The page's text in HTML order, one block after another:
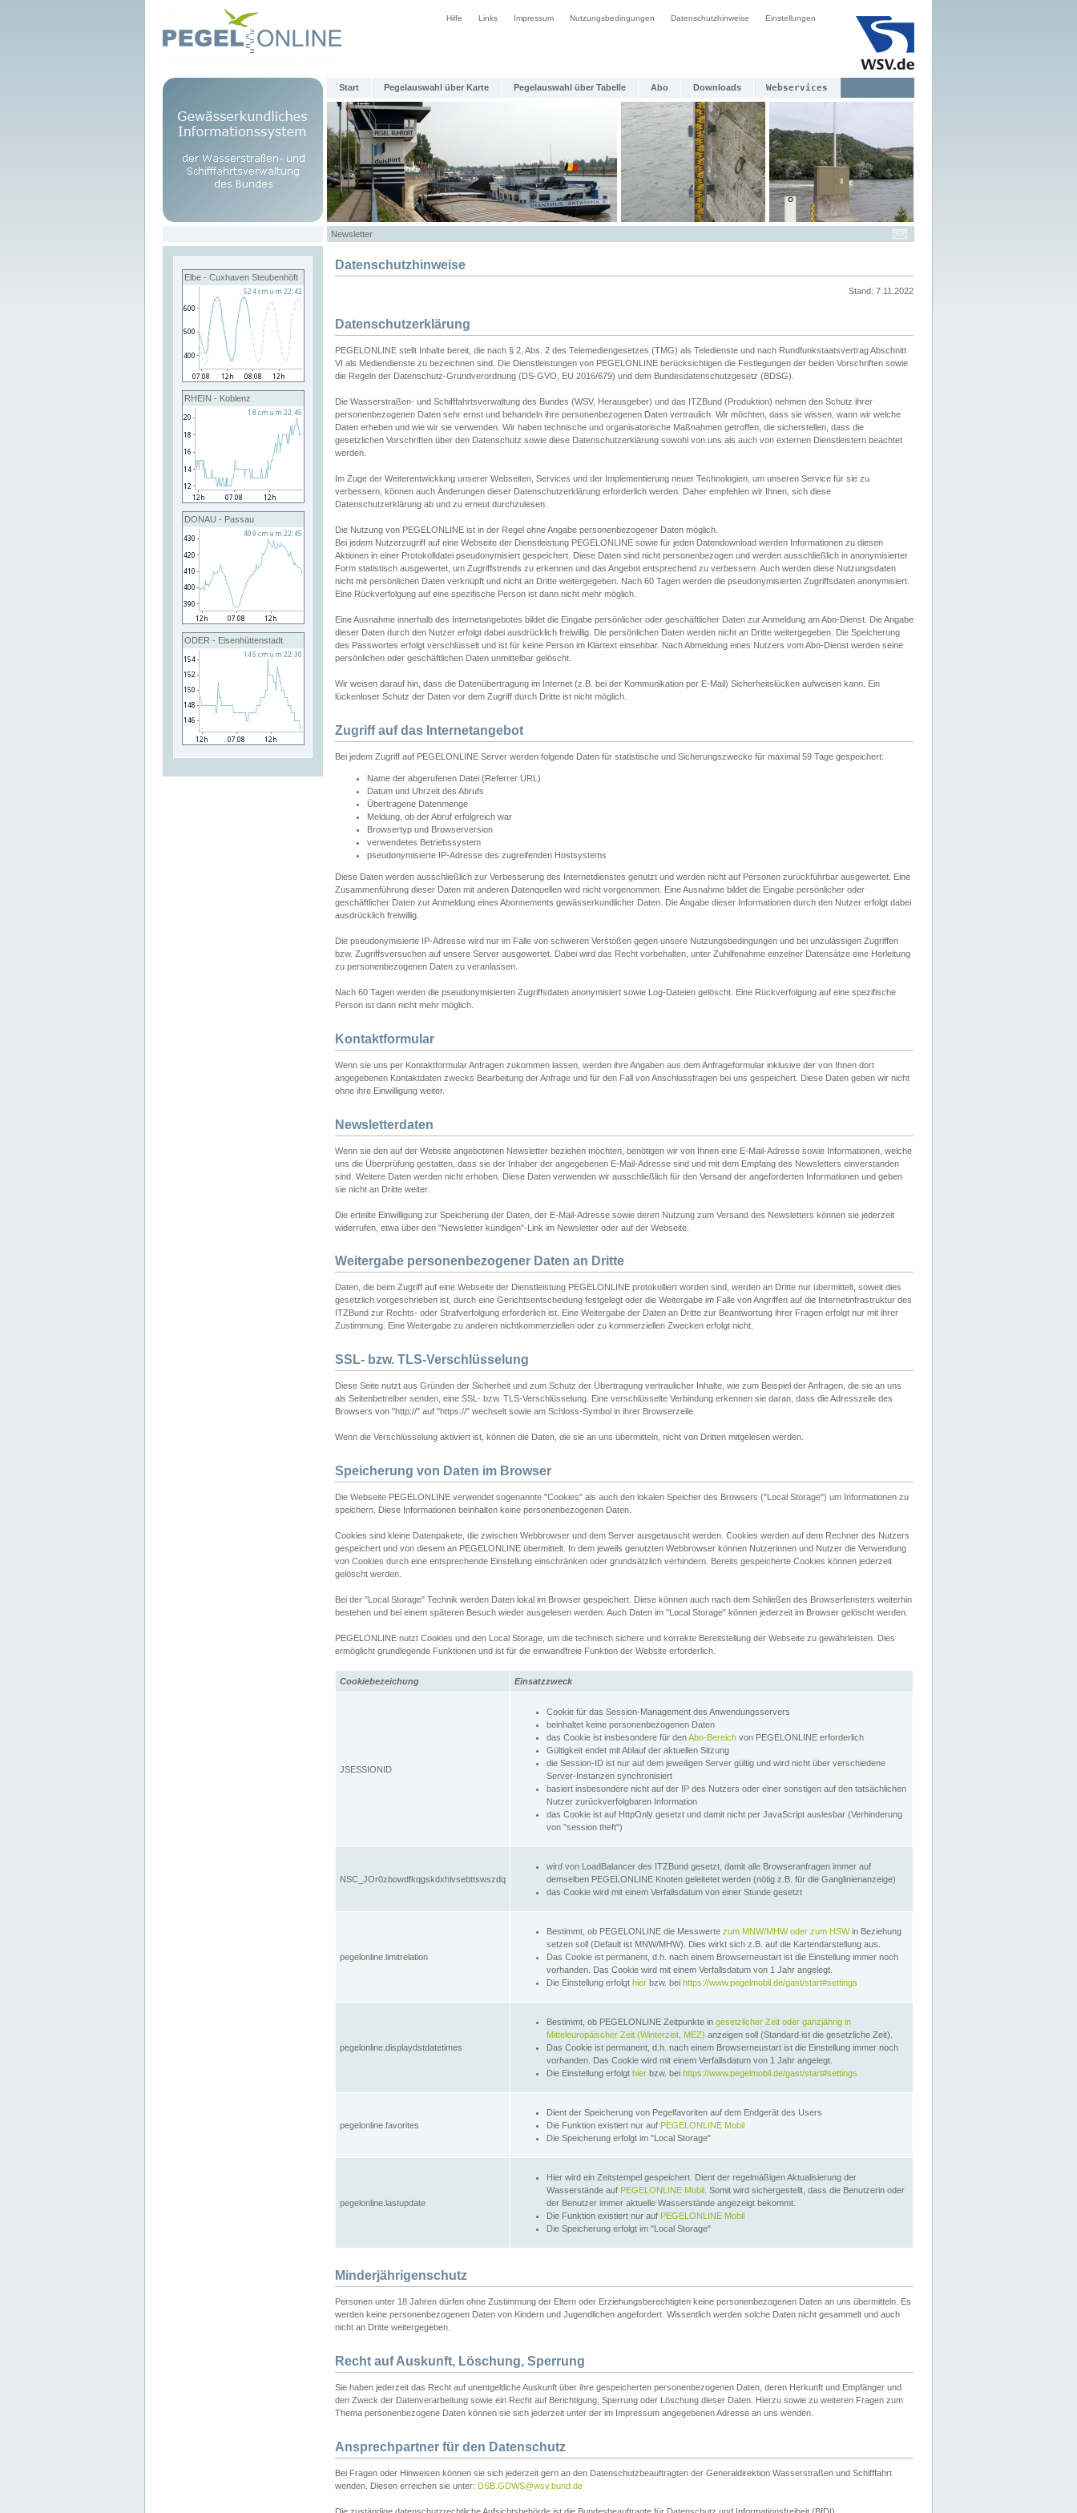
Hilfe Links Impressum Nutzungsbedingungen Datenschutzhinweise Einstellungen
Start Pegelauswahl über Karte Pegelauswahl über Tabelle Abo Downloads Webservices
Newsletter
Elbe - Cuxhaven Steubenhöft
RHEIN - Koblenz
DONAU - Passau
ODER - Eisenhüttenstadt
Datenschutzhinweise
Stand: 7.11.2022
Datenschutzerklärung
PEGELONLINE stellt Inhalte bereit, die nach § 2, Abs. 2 des Telemediengesetzes (TMG) als Teledienste und nach Rundfunkstaatsvertrag Abschnitt
VI als Mediendienste zu bezeichnen sind. Die Dienstleistungen von PEGELONLINE berücksichtigen die Festlegungen der beiden Vorschriften sowie
die Regeln der Datenschutz-Grundverordnung (DS-GVO, EU 2016/679) und dem Bundesdatenschutzgesetz (BDSG).
Die Wasserstraßen- und Schifffahrtsverwaltung des Bundes (WSV, Herausgeber) und das ITZBund (Produktion) nehmen den Schutz ihrer
personenbezogenen Daten sehr ernst und behandeln ihre personenbezogenen Daten vertraulich. Wir möchten, dass sie wissen, wann wir welche
Daten erheben und wie wir sie verwenden. Wir haben technische und organisatorische Maßnahmen getroffen, die sicherstellen, dass die
gesetzlichen Vorschriften über den Datenschutz sowie diese Datenschutzerklärung sowohl von uns als auch von externen Dienstleistern beachtet
werden.
Im Zuge der Weiterentwicklung unserer Webseiten, Services und der Implementierung neuer Technologien, um unseren Service für sie zu
verbessern, können auch Änderungen dieser Datenschutzerklärung erforderlich werden. Daher empfehlen wir Ihnen, sich diese
Datenschutzerklärung ab und zu erneut durchzulesen.
Die Nutzung von PEGELONLINE ist in der Regel ohne Angabe personenbezogener Daten möglich.
Bei jedem Nutzerzugriff auf eine Webseite der Dienstleistung PEGELONLINE sowie für jeden Datendownload werden Informationen zu diesen
Aktionen in einer Protokolldatei pseudonymisiert gespeichert. Diese Daten sind nicht personenbezogen und werden ausschließlich in anonymisierter
Form statistisch ausgewertet, um Zugriffstrends zu erkennen und das Angebot entsprechend zu verbessern. Auch werden diese Nutzungsdaten
nicht mit persönlichen Daten verknüpft und nicht an Dritte weitergegeben. Nach 60 Tagen werden die pseudonymisierten Zugriffsdaten anonymisiert.
Eine Rückverfolgung auf eine spezifische Person ist dann nicht mehr möglich.
Eine Ausnahme innerhalb des Internetangebotes bildet die Eingabe persönlicher oder geschäftlicher Daten zur Anmeldung am Abo-Dienst. Die Angabe
dieser Daten durch den Nutzer erfolgt dabei ausdrücklich freiwillig. Die persönlichen Daten werden nicht an Dritte weitergegeben. Die Speicherung
des Passwortes erfolgt verschlüsselt und ist für keine Person im Klartext einsehbar. Nach Abmeldung eines Nutzers vom Abo-Dienst werden seine
persönlichen oder geschäftlichen Daten unmittelbar gelöscht.
Wir weisen darauf hin, dass die Datenübertragung im Internet (z.B. bei der Kommunikation per E-Mail) Sicherheitslücken aufweisen kann. Ein
lückenloser Schutz der Daten vor dem Zugriff durch Dritte ist nicht möglich.
Zugriff auf das Internetangebot
Bei jedem Zugriff auf PEGELONLINE Server werden folgende Daten für statistische und Sicherungszwecke für maximal 59 Tage gespeichert:
Name der abgerufenen Datei (Referrer URL)
Datum und Uhrzeit des Abrufs
Übertragene Datenmenge
Meldung, ob der Abruf erfolgreich war
Browsertyp und Browserversion
verwendetes Betriebssystem
pseudonymisierte IP-Adresse des zugreifenden Hostsystems
Diese Daten werden ausschließlich zur Verbesserung des Internetdienstes genutzt und werden nicht auf Personen zurückführbar ausgewertet. Eine
Zusammenführung dieser Daten mit anderen Datenquellen wird nicht vorgenommen. Eine Ausnahme bildet die Eingabe persönlicher oder
geschäftlicher Daten zur Anmeldung eines Abonnements gewässerkundlicher Daten. Die Angabe dieser Informationen durch den Nutzer erfolgt dabei
ausdrücklich freiwillig.
Die pseudonymisierte IP-Adresse wird nur im Falle von schweren Verstößen gegen unsere Nutzungsbedingungen und bei unzulässigen Zugriffen
bzw. Zugriffsversuchen auf unsere Server ausgewertet. Dabei wird das Recht vorbehalten, unter Zuhilfenahme einzelner Datensätze eine Herleitung
zu personenbezogenen Daten zu veranlassen.
Nach 60 Tagen werden die pseudonymisierten Zugriffsdaten anonymisiert sowie Log-Dateien gelöscht. Eine Rückverfolgung auf eine spezifische
Person ist dann nicht mehr möglich.
Kontaktformular
Wenn sie uns per Kontaktformular Anfragen zukommen lassen, werden ihre Angaben aus dem Anfrageformular inklusive der von Ihnen dort
angegebenen Kontaktdaten zwecks Bearbeitung der Anfrage und für den Fall von Anschlussfragen bei uns gespeichert. Diese Daten geben wir nicht
ohne ihre Einwilligung weiter.
Newsletterdaten
Wenn sie den auf der Website angebotenen Newsletter beziehen möchten, benötigen wir von Ihnen eine E-Mail-Adresse sowie Informationen, welche
uns die Überprüfung gestatten, dass sie der Inhaber der angegebenen E-Mail-Adresse sind und mit dem Empfang des Newsletters einverstanden
sind. Weitere Daten werden nicht erhoben. Diese Daten verwenden wir ausschließlich für den Versand der angeforderten Informationen und geben
sie nicht an Dritte weiter.
Die erteilte Einwilligung zur Speicherung der Daten, der E-Mail-Adresse sowie deren Nutzung zum Versand des Newsletters können sie jederzeit
widerrufen, etwa über den "Newsletter kündigen"-Link im Newsletter oder auf der Webseite.
Weitergabe personenbezogener Daten an Dritte
Daten, die beim Zugriff auf eine Webseite der Dienstleistung PEGELONLINE protokolliert worden sind, werden an Dritte nur übermittelt, soweit dies
gesetzlich vorgeschrieben ist, durch eine Gerichtsentscheidung festgelegt oder die Weitergabe im Falle von Angriffen auf die Internetinfrastruktur des
ITZBund zur Rechts- oder Strafverfolgung erforderlich ist. Eine Weitergabe der Daten an Dritte zur Beantwortung ihrer Fragen erfolgt nur mit ihrer
Zustimmung. Eine Weitergabe zu anderen nichtkommerziellen oder zu kommerziellen Zwecken erfolgt nicht.
SSL- bzw. TLS-Verschlüsselung
Diese Seite nutzt aus Gründen der Sicherheit und zum Schutz der Übertragung vertraulicher Inhalte, wie zum Beispiel der Anfragen, die sie an uns
als Seitenbetreiber senden, eine SSL- bzw. TLS-Verschlüsselung. Eine verschlüsselte Verbindung erkennen sie daran, dass die Adresszeile des
Browsers von "http://" auf "https://" wechselt sowie am Schloss-Symbol in ihrer Browserzeile.
Wenn die Verschlüsselung aktiviert ist, können die Daten, die sie an uns übermitteln, nicht von Dritten mitgelesen werden.
Speicherung von Daten im Browser
Die Webseite PEGELONLINE verwendet sogenannte "Cookies" als auch den lokalen Speicher des Browsers ("Local Storage") um Informationen zu
speichern. Diese Informationen beinhalten keine personenbezogenen Daten.
Cookies sind kleine Datenpakete, die zwischen Webbrowser und dem Server ausgetauscht werden. Cookies werden auf dem Rechner des Nutzers
gespeichert und von diesem an PEGELONLINE übermittelt. In dem jeweils genutzten Webbrowser können Nutzerinnen und Nutzer die Verwendung
von Cookies durch eine entsprechende Einstellung einschränken oder grundsätzlich verhindern. Bereits gespeicherte Cookies können jederzeit
gelöscht werden.
Bei der "Local Storage" Technik werden Daten lokal im Browser gespeichert. Diese können auch nach dem Schließen des Browserfensters weiterhin
bestehen und bei einem späteren Besuch wieder ausgelesen werden. Auch Daten im "Local Storage" können jederzeit im Browser gelöscht werden.
PEGELONLINE nutzt Cookies und den Local Storage, um die technisch sichere und korrekte Bereitstellung der Webseite zu gewährleisten. Dies
ermöglicht grundlegende Funktionen und ist für die einwandfreie Funktion der Website erforderlich.
Cookiebezeichung Einsatzzweck
JSESSIONID
Cookie für das Session-Management des Anwendungsservers
beinhaltet keine personenbezogenen Daten
das Cookie ist insbesondere für denAbo-Bereich von PEGELONLINE erforderlich
Gültigkeit endet mit Ablauf der aktuellen Sitzung
die Session-ID ist nur auf dem jeweiligen Server gültig und wird nicht über verschiedene
Server-Instanzen synchronisiert
basiert insbesondere nicht auf der IP des Nutzers oder einer sonstigen auf den tatsächlichen
Nutzer zurückverfolgbaren Information
das Cookie ist auf HttpOnly gesetzt und damit nicht per JavaScript auslesbar (Verhinderung
von "session theft")
NSC_JOr0zbowdfkqgskdxhlvsebttswszdq
wird von LoadBalancer des ITZBund gesetzt, damit alle Browseranfragen immer auf
demselben PEGELONLINE Knoten geleitetet werden (nötig z.B. für die Ganglinienanzeige)
das Cookie wird mit einem Verfallsdatum von einer Stunde gesetzt
pegelonline.limitrelation
Bestimmt, ob PEGELONLINE die Messwerte zum MNW/MHW oder zum HSWin Beziehung
setzen soll (Default ist MNW/MHW). Dies wirkt sich z.B. auf die Kartendarstellung aus.
Das Cookie ist permanent, d.h. nach einem Browserneustart ist die Einstellung immer noch
vorhanden. Das Cookie wird mit einem Verfallsdatum von 1 Jahr angelegt.
Die Einstellung erfolgt hier bzw. bei https://www.pegelmobil.de/gast/start#settings
pegelonline.displaydstdatetimes
Bestimmt, ob PEGELONLINE Zeitpunkte in gesetzlicher Zeit oder ganzjährig in
Mitteleuropäischer Zeit (Winterzeit, MEZ) anzeigen soll (Standard ist die gesetzliche Zeit).
Das Cookie ist permanent, d.h. nach einem Browserneustart ist die Einstellung immer noch
vorhanden. Das Cookie wird mit einem Verfallsdatum von 1 Jahr angelegt.
Die Einstellung erfolgt hier bzw. bei https://www.pegelmobil.de/gast/start#settings
pegelonline.favorites
Dient der Speicherung von Pegelfavoriten auf dem Endgerät des Users
Die Funktion existiert nur auf PEGELONLINE Mobil
Die Speicherung erfolgt im "Local Storage"
pegelonline.lastupdate
Hier wird ein Zeitstempel gespeichert. Dient der regelmäßigen Aktualisierung der
Wasserstände auf PEGELONLINE Mobil . Somit wird sichergestellt, dass die Benutzerin oder
der Benutzer immer aktuelle Wasserstände angezeigt bekommt.
Die Funktion existiert nur auf PEGELONLINE Mobil
Die Speicherung erfolgt im "Local Storage"
Minderjährigenschutz
Personen unter 18 Jahren dürfen ohne Zustimmung der Eltern oder Erziehungsberechtigten keine personenbezogenen Daten an uns übermitteln. Es
werden keine personenbezogenen Daten von Kindern und Jugendlichen angefordert. Wissentlich werden solche Daten nicht gesammelt und auch
nicht an Dritte weitergegeben.
Recht auf Auskunft, Löschung, Sperrung
Sie haben jederzeit das Recht auf unentgeltliche Auskunft über ihre gespeicherten personenbezogenen Daten, deren Herkunft und Empfänger und
den Zweck der Datenverarbeitung sowie ein Recht auf Berichtigung, Sperrung oder Löschung dieser Daten. Hierzu sowie zu weiteren Fragen zum
Thema personenbezogene Daten können sie sich jederzeit unter der im Impressum angegebenen Adresse an uns wenden.
Ansprechpartner für den Datenschutz
Bei Fragen oder Hinweisen können sie sich jederzeit gern an den Datenschutzbeauftragten der Generaldirektion Wasserstraßen und Schifffahrt
wenden. Diesen erreichen sie unter: DSB.GDWS@wsv.bund.de